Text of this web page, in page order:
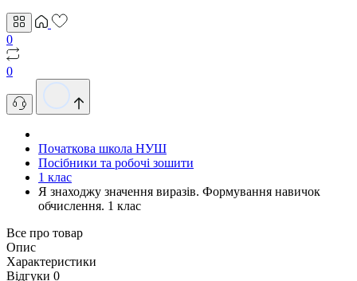
0
0
Початкова школа НУШ
Посібники та робочі зошити
1 клас
Я знаходжу значення виразів. Формування навичок
обчислення. 1 клас
Все про товар
Опис
Характеристики
Відгуки 0